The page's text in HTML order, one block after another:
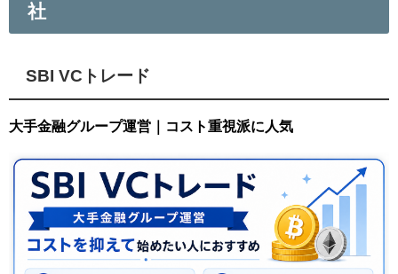
社
SBI VCトレード
大手金融グループ運営｜コスト重視派に人気